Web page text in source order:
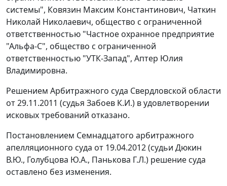
системы", Ковязин Максим Константинович, Чаткин
Николай Николаевич, общество с ограниченной
ответственностью "Частное охранное предприятие
"Альфа-С", общество с ограниченной
ответственностью "УТК-Запад", Аптер Юлия
Владимировна.
Решением Арбитражного суда Свердловской области
от 29.11.2011 (судья Забоев К.И.) в удовлетворении
исковых требований отказано.
Постановлением Семнадцатого арбитражного
апелляционного суда от 19.04.2012 (судьи Дюкин
В.Ю., Голубцова Ю.А., Панькова Г.Л.) решение суда
оставлено без изменения.